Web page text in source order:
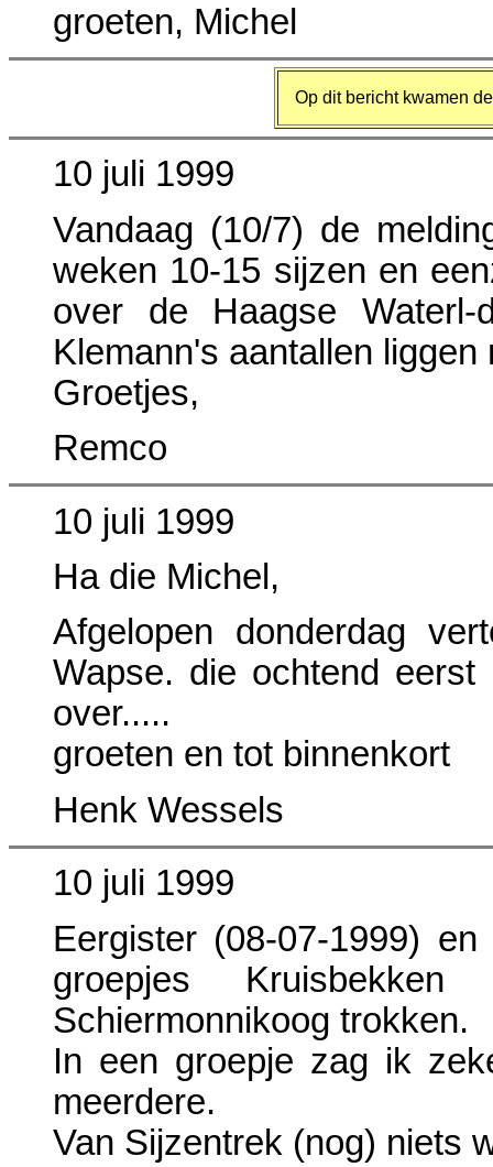
groeten, Michel
Op dit bericht kwamen
10 juli 1999
Vandaag (10/7) de
weken 10-15 sijzen en
over de Haagse Waterl-
Klemann's aantallen
Groetjes,
Remco
10 juli 1999
Ha die Michel,
Afgelopen donderdag
Wapse. die ochtend
over.....
groeten en tot binnenkort
Henk Wessels
10 juli 1999
Eergister (08-07-1999)
groepjes
Schiermonnikoog trokken.
In een groepje zag ik
meerdere.
Van Sijzentrek (nog) niets